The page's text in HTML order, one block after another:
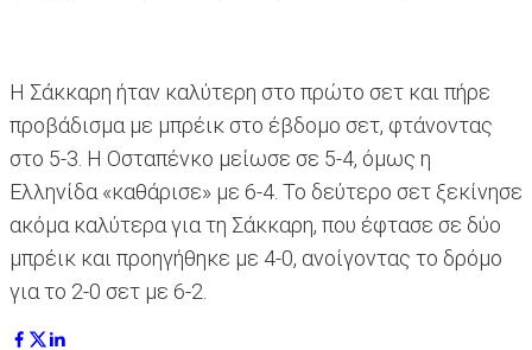
Η Σάκκαρη ήταν καλύτερη στο πρώτο σετ και πήρε
προβάδισμα με μπρέικ στο έβδομο σετ, φτάνοντας
στο 5-3. Η Οσταπένκο μείωσε σε 5-4, όμως η
Ελληνίδα «καθάρισε» με 6-4. Το δεύτερο σετ ξεκίνησε
ακόμα καλύτερα για τη Σάκκαρη, που έφτασε σε δύο
μπρέικ και προηγήθηκε με 4-0, ανοίγοντας το δρόμο
για το 2-0 σετ με 6-2.